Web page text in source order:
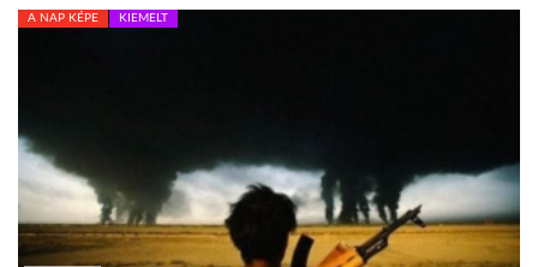
GLOBOTV
AFRIKA TUDÁSTÁR
A NAP KÉPE KIEMELT